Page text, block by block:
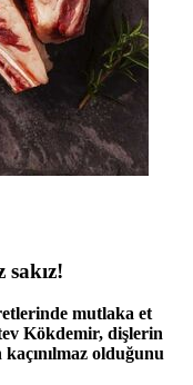
sakız!
mutlaka et
Kökdemir, dişlerin
kaçınılmaz olduğunu